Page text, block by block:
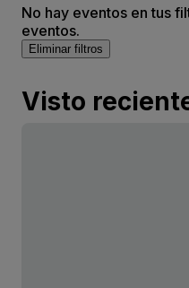
No hay eventos en tus
eventos.
Eliminar filtros
Visto